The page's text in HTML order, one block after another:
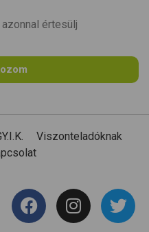
értesülj
Viszonteladóknak